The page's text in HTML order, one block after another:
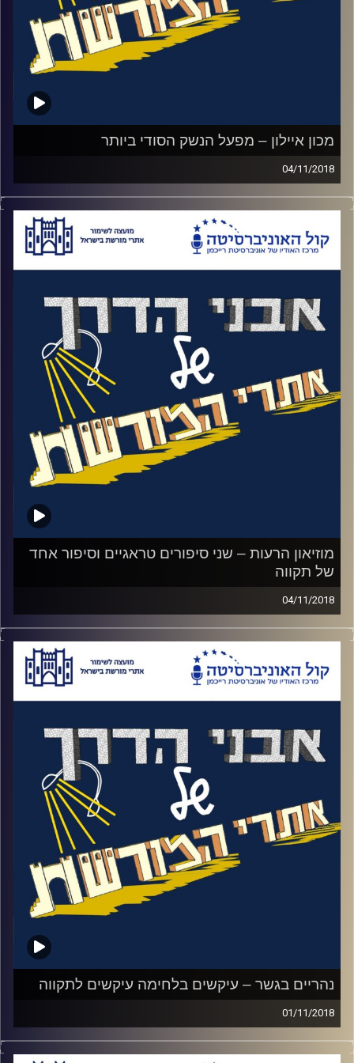
מכון איילון – מפעל הנשק הסודי ביותר
04/11/2018
אי אפשר לדבר על הניצחון הישראלי במלחמת
העצמאות מבלי לדבר על המפעל שסיפק 2.5
מיליון כדורים ללוחמים וללוחמות במהלך
הקרבות. כדי לארגן אופרציה שכזו בזמן
נדרשת יצירתיות יוצאת מגדר הרגיל. החומר
לייצור התרמילים נלקח מקופסאות שפתונים,
המכונות הגיעו ממפעל פולני שפשט את הרגל
וחיכו כמה שנים במחסן בלבנון. העובדים היו
נדרשים לשקר לבני משפחותיהם, להתחמק
מפגישות עימם ולהסוות את הדרך שלהם אל
המכון. הירידה הסודית למפעל מאתגרת יותר גם
מחדר הבריחה הקשה ביותר. האזינו לאורי
טולידאנו מראיין את רני אורן, מנהל מוזיאון מכון
קרדיט תמונות:
מוזיאון הרעות – שני סיפורים טראגיים וסיפור אחד
של תקווה
04/11/2018
ליד שמורת החולה, גבוה מעל הנוף. עומדת לה
בגאווה מצודת בטון ענקית. מצודת כ"ח. חודש
לפני עזיבת הבריטים את הארץ, הם השאירו
אותה לתושבי המקום הערבים. מכיוון שמצודת
ההגנה לתקוף אותה עוד באותו הלילה
התקיפה נכשלה ותקיפה נוספת נכשלה גם כן.
במהלך אותן תקיפות הפגינו החיילים אומץ יוצא
דופן ונדחקו למצבי קיצון טראגיים ולבחירות
בלתי אפשריות. סיפורי הקרבות הללו הפכו
לשירים ("דודו", "שיר הרעות") ולקחים אותם
.
במהלך הפרק נשמע כמה מהסיפורים האלו,
הסיכויים. האזינו לאורי טולידאנו מראיין את קרן
קהת מנהלת מוזיאון הרעות.
קרדיט תמונות:המועצה לשימור אתרים
נהריים בגשר – עיקשים בלחימה עיקשים לתקווה
01/11/2018
בין עמק הירדן לעמק בית שאן יושבת קבוצת